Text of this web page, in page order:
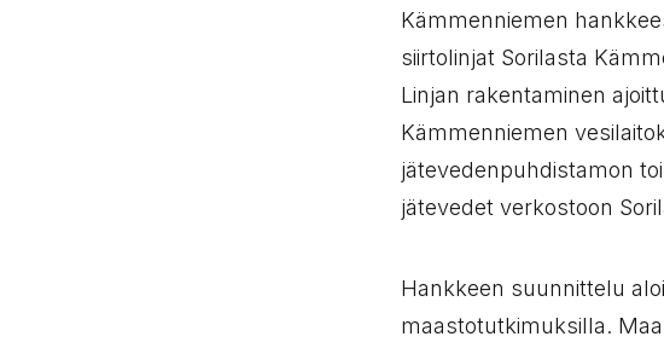
Kämmenniemen
siirtolinjat Sorilasta
Linjan rakentaminen
Kämmenniemen
jätevedenpuhdistamon
jätevedet verkostoon
Hankkeen suunnittelu
maastotutkimuksilla.